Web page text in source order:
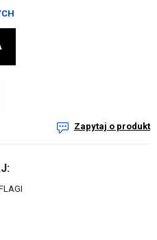
Zapytaj o produkt